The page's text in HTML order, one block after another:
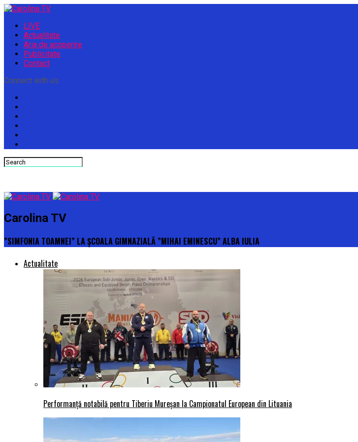
LIVE
Actualitate
Aria de acoperire
Publicitate
Contact
Connect with us
Carolina TV
”SIMFONIA TOAMNEI” LA ȘCOALA GIMNAZIALĂ ”MIHAI EMINESCU” ALBA IULIA
Actualitate
Performanță notabilă pentru Tiberiu Mureșan la Campionatul European din Lituania